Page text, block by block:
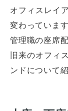
オフィスレイ
変わっています
管理職の座席
旧来のオフィ
ンドについて